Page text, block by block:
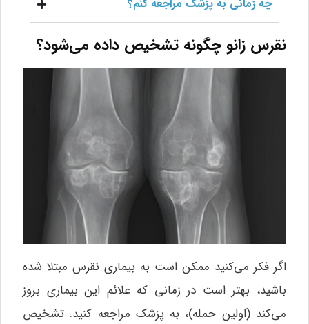
چه زمانی به پزشک مراجعه کنم؟
نقرس زانو چگونه تشخیص داده می‌شود؟
اگر فکر می‌کنید ممکن است به بیماری نقرس مبتلا شده
باشید، بهتر است در زمانی که علائم این بیماری بروز
می‌کند (اولین حمله)، به پزشک مراجعه کنید. تشخیص